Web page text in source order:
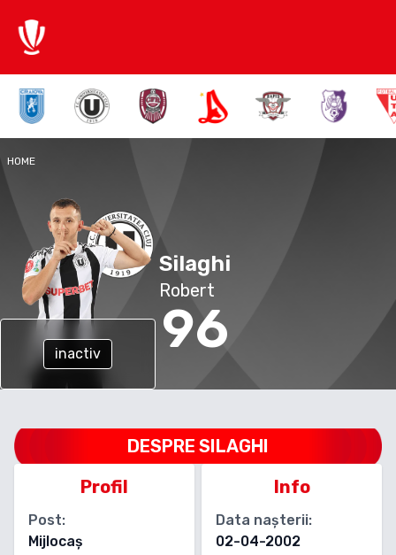
HOME
inactiv 96
Silaghi
Robert
DESPRE SILAGHI
Profil
Post:
Mijlocaș
Info
Data nașterii:
02-04-2002